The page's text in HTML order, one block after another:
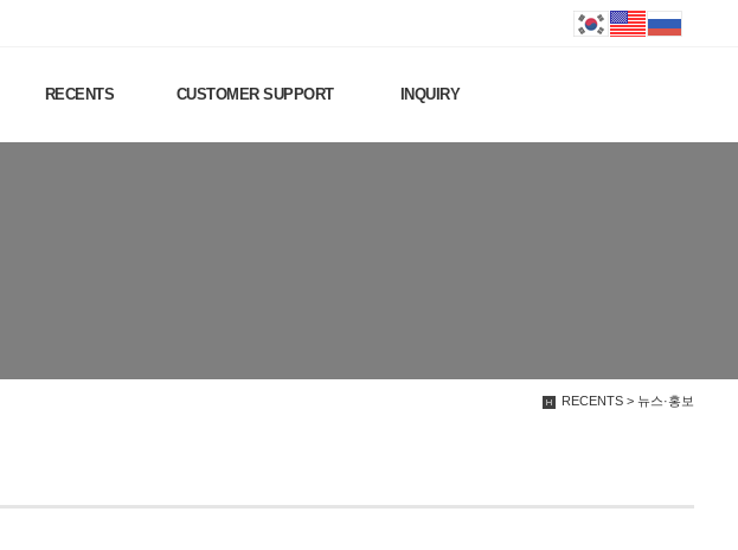
RECENTS CUSTOMER SUPPORT INQUIRY
RECENTS > 뉴스·홍보